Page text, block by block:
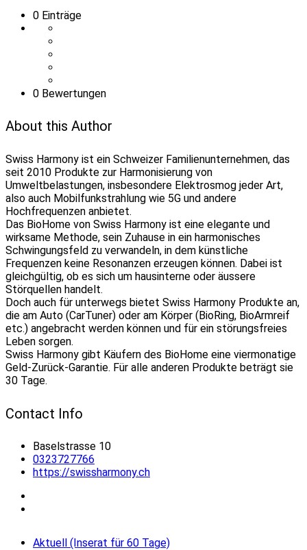
0 Einträge
0 Bewertungen
About this Author
Swiss Harmony ist ein Schweizer Familienunternehmen, das
seit 2010 Produkte zur Harmonisierung von
Umweltbelastungen, insbesondere Elektrosmog jeder Art,
also auch Mobilfunkstrahlung wie 5G und andere
Hochfrequenzen anbietet.
Das BioHome von Swiss Harmony ist eine elegante und
wirksame Methode, sein Zuhause in ein harmonisches
Schwingungsfeld zu verwandeln, in dem künstliche
Frequenzen keine Resonanzen erzeugen können. Dabei ist
gleichgültig, ob es sich um hausinterne oder äussere
Störquellen handelt.
Doch auch für unterwegs bietet Swiss Harmony Produkte an,
die am Auto (CarTuner) oder am Körper (BioRing, BioArmreif
etc.) angebracht werden können und für ein störungsfreies
Leben sorgen.
Swiss Harmony gibt Käufern des BioHome eine viermonatige
Geld-Zurück-Garantie. Für alle anderen Produkte beträgt sie
30 Tage.
Contact Info
Baselstrasse 10
0323727766
https://swissharmony.ch
Aktuell (Inserat für 60 Tage)